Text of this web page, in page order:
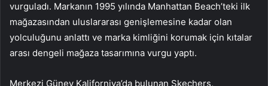
vurguladı. Markanın 1995 yılında Manhattan Beach’teki ilk
mağazasından uluslararası genişlemesine kadar olan
yolculuğunu anlattı ve marka kimliğini korumak için kıtalar
arası dengeli mağaza tasarımına vurgu yaptı.
Merkezi Güney Kaliforniya’da bulunan Skechers,